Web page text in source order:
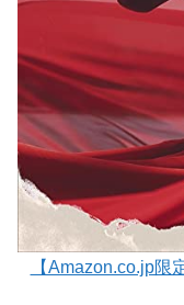
【Amazon.co.jp限